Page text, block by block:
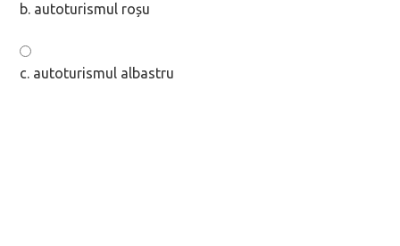
b. autoturismul roșu
c. autoturismul albastru